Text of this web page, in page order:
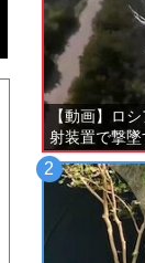
【動画】ロ
射装置で撃墜